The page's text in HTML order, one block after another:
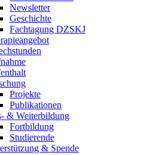
Newsletter
Geschichte
Fachtagung DZSKJ
Projekte
Publikationen
& Weiterbildung
Fortbildung
Studierende
& Spende